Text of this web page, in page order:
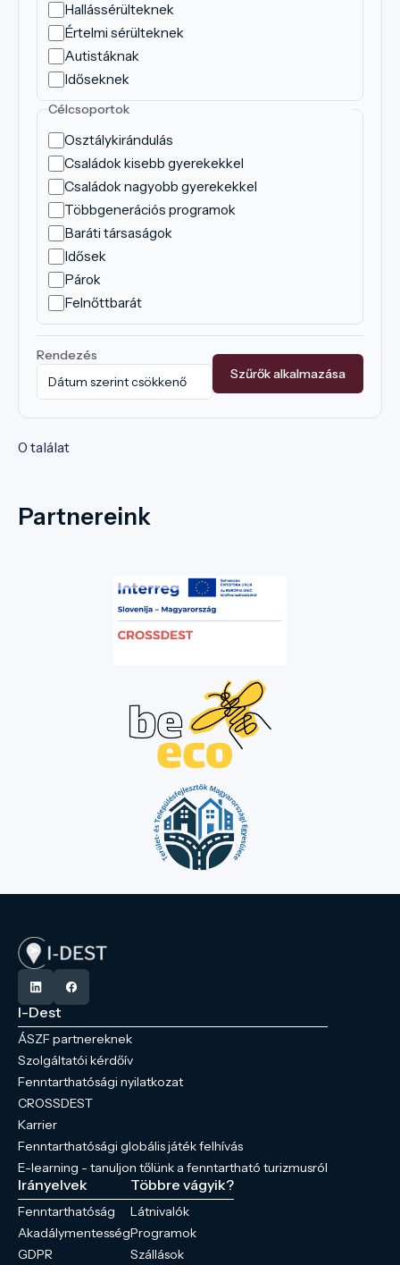
Hallássérülteknek
Értelmi sérülteknek
Autistáknak
Időseknek
Célcsoportok
Osztálykirándulás
Családok kisebb gyerekekkel
Családok nagyobb gyerekekkel
Többgenerációs programok
Baráti társaságok
Idősek
Párok
Felnőttbarát
Rendezés
Szűrők alkalmazása
0 találat
Partnereink
I-Dest
ÁSZF partnereknek
Szolgáltatói kérdőív
Fenntarthatósági nyilatkozat
CROSSDEST
Karrier
Fenntarthatósági globális játék felhívás
E-learning - tanuljon tőlünk a fenntartható turizmusról
Irányelvek
Fenntarthatóság
Akadálymentesség
GDPR
Többre vágyik?
Látnivalók
Programok
Szállások